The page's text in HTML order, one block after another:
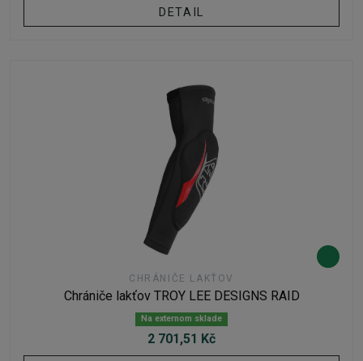
DETAIL
CHRÁNIČE LAKŤOV
Chrániče lakťov TROY LEE DESIGNS RAID
Na externom sklade
2 701,51 Kč